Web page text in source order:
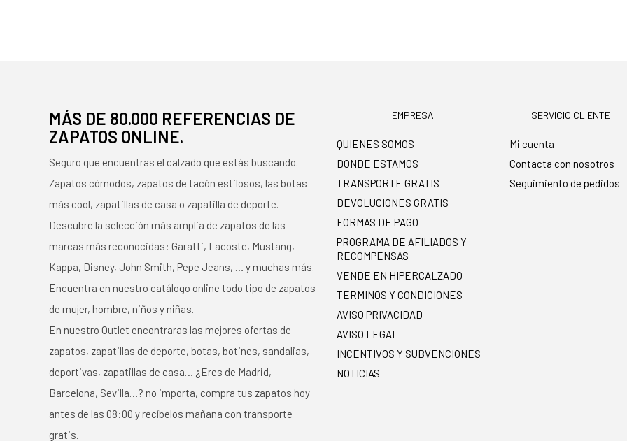
MÁS DE 80.000 REFERENCIAS DE
ZAPATOS ONLINE.
Seguro que encuentras el calzado que estás buscando.
Zapatos cómodos, zapatos de tacón estilosos, las botas
más cool, zapatillas de casa o zapatilla de deporte.
Descubre la selección más amplia de zapatos de las
marcas más reconocidas: Garatti, Lacoste, Mustang,
Kappa, Disney, John Smith, Pepe Jeans, … y muchas más.
Encuentra en nuestro catálogo online todo tipo de zapatos
de mujer, hombre, niños y niñas.
En nuestro Outlet encontraras las mejores ofertas de
zapatos, zapatillas de deporte, botas, botines, sandalias,
deportivas, zapatillas de casa… ¿Eres de Madrid,
Barcelona, Sevilla…? no importa, compra tus zapatos hoy
antes de las 08:00 y recíbelos mañana con transporte
gratis.
EMPRESA
QUIENES SOMOS
DONDE ESTAMOS
TRANSPORTE GRATIS
DEVOLUCIONES GRATIS
FORMAS DE PAGO
PROGRAMA DE AFILIADOS Y
RECOMPENSAS
VENDE EN HIPERCALZADO
TERMINOS Y CONDICIONES
AVISO PRIVACIDAD
AVISO LEGAL
INCENTIVOS Y SUBVENCIONES
NOTICIAS
SERVICIO CLIENTE
Mi cuenta
Contacta con nosotros
Seguimiento de pedidos